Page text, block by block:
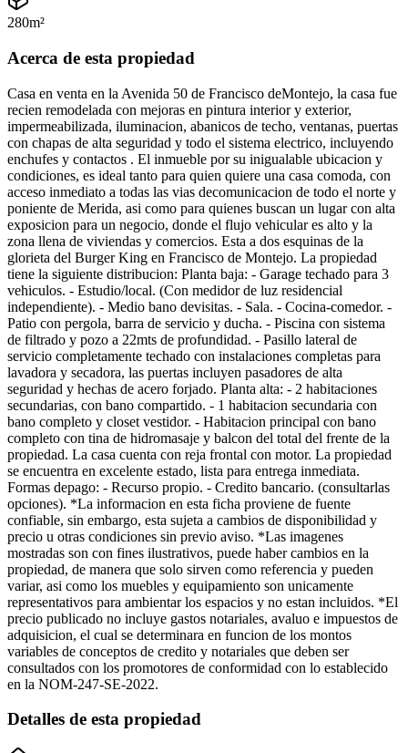
280m²
Acerca de esta propiedad
Casa en venta en la Avenida 50 de Francisco deMontejo, la casa fue
recien remodelada con mejoras en pintura interior y exterior,
impermeabilizada, iluminacion, abanicos de techo, ventanas, puertas
con chapas de alta seguridad y todo el sistema electrico, incluyendo
enchufes y contactos . El inmueble por su inigualable ubicacion y
condiciones, es ideal tanto para quien quiere una casa comoda, con
acceso inmediato a todas las vias decomunicacion de todo el norte y
poniente de Merida, asi como para quienes buscan un lugar con alta
exposicion para un negocio, donde el flujo vehicular es alto y la
zona llena de viviendas y comercios. Esta a dos esquinas de la
glorieta del Burger King en Francisco de Montejo. La propiedad
tiene la siguiente distribucion: Planta baja: - Garage techado para 3
vehiculos. - Estudio/local. (Con medidor de luz residencial
independiente). - Medio bano devisitas. - Sala. - Cocina-comedor. -
Patio con pergola, barra de servicio y ducha. - Piscina con sistema
de filtrado y pozo a 22mts de profundidad. - Pasillo lateral de
servicio completamente techado con instalaciones completas para
lavadora y secadora, las puertas incluyen pasadores de alta
seguridad y hechas de acero forjado. Planta alta: - 2 habitaciones
secundarias, con bano compartido. - 1 habitacion secundaria con
bano completo y closet vestidor. - Habitacion principal con bano
completo con tina de hidromasaje y balcon del total del frente de la
propiedad. La casa cuenta con reja frontal con motor. La propiedad
se encuentra en excelente estado, lista para entrega inmediata.
Formas depago: - Recurso propio. - Credito bancario. (consultarlas
opciones). *La informacion en esta ficha proviene de fuente
confiable, sin embargo, esta sujeta a cambios de disponibilidad y
precio u otras condiciones sin previo aviso. *Las imagenes
mostradas son con fines ilustrativos, puede haber cambios en la
propiedad, de manera que solo sirven como referencia y pueden
variar, asi como los muebles y equipamiento son unicamente
representativos para ambientar los espacios y no estan incluidos. *El
precio publicado no incluye gastos notariales, avaluo e impuestos de
adquisicion, el cual se determinara en funcion de los montos
variables de conceptos de credito y notariales que deben ser
consultados con los promotores de conformidad con lo establecido
en la NOM-247-SE-2022.
Detalles de esta propiedad